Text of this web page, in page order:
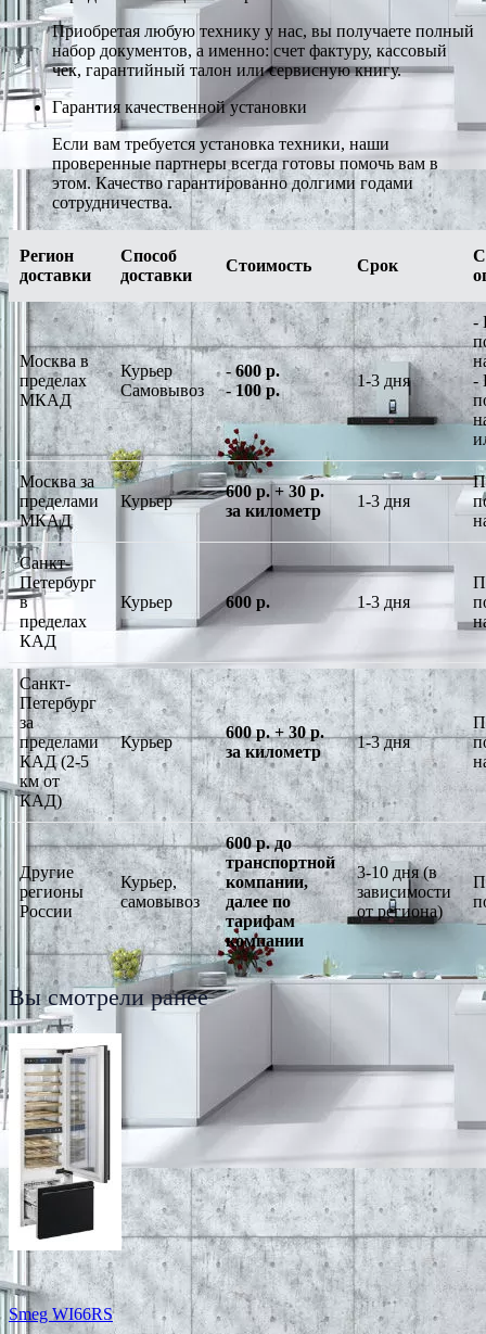
Приобретая любую технику у нас, вы получаете полный
набор документов, а именно: счет фактуру, кассовый
чек, гарантийный талон или сервисную книгу.
Гарантия качественной установки
Если вам требуется установка техники, наши
проверенные партнеры всегда готовы помочь вам в
этом. Качество гарантированно долгими годами
сотрудничества.
Регион
доставки
Способ
доставки
Стоимость Срок
Москва в
пределах
МКАД
Курьер
Самовывоз
-600 р.
-100 р.
1-3 дня
-
-
Москва за
пределами
МКАД
Курьер
600 р. + 30 р.
за километр
1-3 дня
Санкт-
Петербург
в
пределах
КАД
Курьер 600 р. 1-3 дня
Санкт-
Петербург
за
пределами
КАД (2-5
км от
КАД)
Курьер
600 р. + 30 р.
за километр
1-3 дня
Другие
регионы
России
Курьер,
самовывоз
600 р. до
транспортной
компании,
далее по
тарифам
компании
3-10 дня (в
зависимости
от региона)
Вы смотрели ранее
Smeg WI66RS